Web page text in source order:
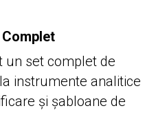
un set complet de
instrumente analitice
și șabloane de